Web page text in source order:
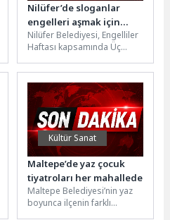
Nilüfer’de sloganlar
engelleri aşmak için
yükseldi
Nilüfer Belediyesi, Engelliler
Haftası kapsamında Üç
düzenlenen basın
açıklamasının ardından
gerçekleştirdiği yürüyüşle,...
Kültür Sanat
Maltepe’de yaz çocuk
tiyatroları her mahallede
Maltepe Belediyesi’nin yaz
boyunca ilçenin farklı